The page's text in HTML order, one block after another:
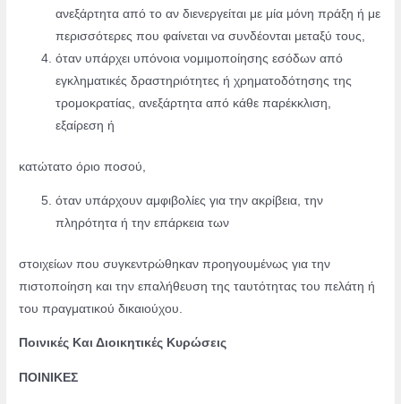
ανεξάρτητα από το αν διενεργείται με μία μόνη πράξη ή με
περισσότερες που φαίνεται να συνδέονται μεταξύ τους,
όταν υπάρχει υπόνοια νομιμοποίησης εσόδων από
εγκληματικές δραστηριότητες ή χρηματοδότησης της
τρομοκρατίας, ανεξάρτητα από κάθε παρέκκλιση,
εξαίρεση ή
κατώτατο όριο ποσού,
όταν υπάρχουν αμφιβολίες για την ακρίβεια, την
πληρότητα ή την επάρκεια των
στοιχείων που συγκεντρώθηκαν προηγουμένως για την
πιστοποίηση και την επαλήθευση της ταυτότητας του πελάτη ή
του πραγματικού δικαιούχου.
Ποινικές Και Διοικητικές Κυρώσεις
ΠΟΙΝΙΚΕΣ